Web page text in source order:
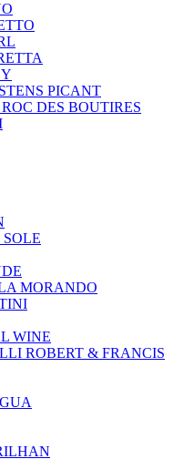
PICANT
DES BOUTIRES
MORANDO
WINE
ROBERT & FRANCIS